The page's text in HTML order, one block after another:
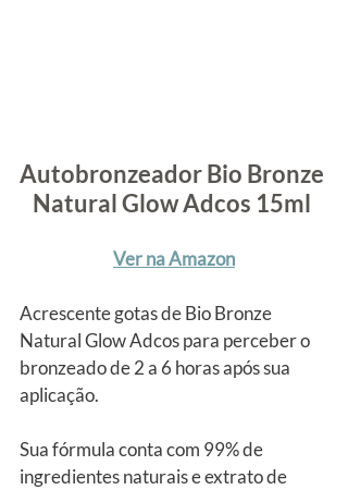
Autobronzeador Bio Bronze
Natural Glow Adcos 15ml
Ver na Amazon
Acrescente gotas de Bio Bronze
Natural Glow Adcos para perceber o
bronzeado de 2 a 6 horas após sua
aplicação.
Sua fórmula conta com 99% de
ingredientes naturais e extrato de